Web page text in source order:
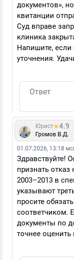
документов»,
квитанции
Суд вправе
клиника
Напишите, если
уточнения.
Юрист 4.9
Громов В.Д.
01.07.2026, 13:18
Здравствуйте!
признать
2003–2013 в
указывают
просите
соответчиком.
документы по
точнее оценить